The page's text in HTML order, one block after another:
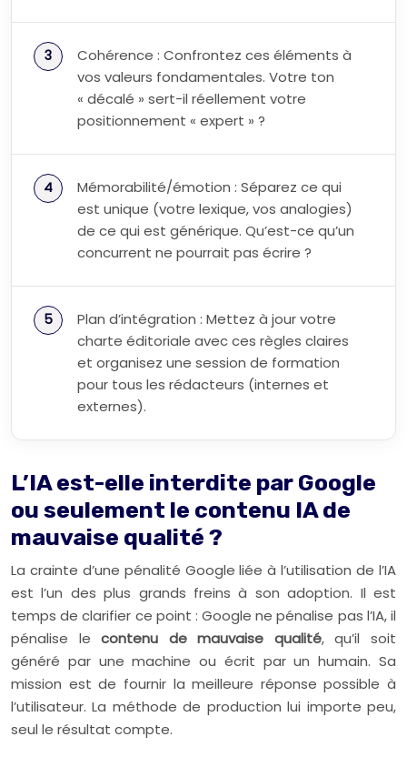
Cohérence : Confrontez ces éléments à
vos valeurs fondamentales. Votre ton
« décalé » sert-il réellement votre
positionnement « expert » ?
Mémorabilité/émotion : Séparez ce qui
est unique (votre lexique, vos analogies)
de ce qui est générique. Qu’est-ce qu’un
concurrent ne pourrait pas écrire ?
Plan d’intégration : Mettez à jour votre
charte éditoriale avec ces règles claires
et organisez une session de formation
pour tous les rédacteurs (internes et
externes).
L’IA est-elle interdite par Google
ou seulement le contenu IA de
mauvaise qualité ?
La crainte d’une pénalité Google liée à l’utilisation de l’IA
est l’un des plus grands freins à son adoption. Il est
temps de clarifier ce point : Google ne pénalise pas l’IA, il
pénalise lecontenu de mauvaise qualité, qu’il soit
généré par une machine ou écrit par un humain. Sa
mission est de fournir la meilleure réponse possible à
l’utilisateur. La méthode de production lui importe peu,
seul le résultat compte.